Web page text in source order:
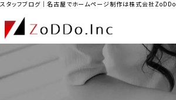
スタッフブログ｜名古屋でホームページ制作は株式会社ZoDDo